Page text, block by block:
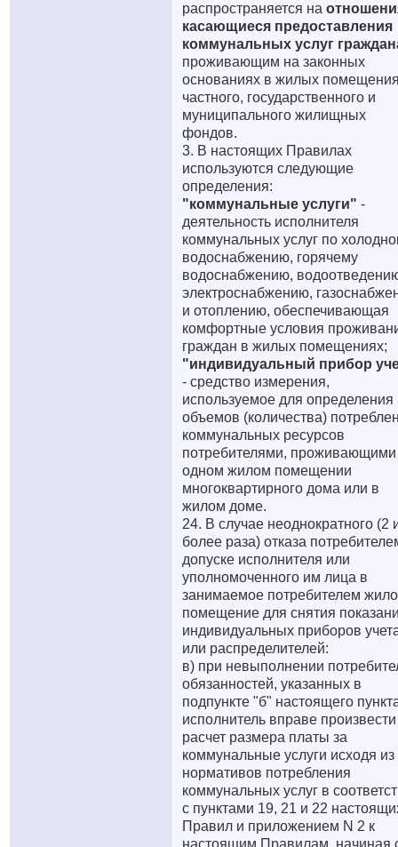
распространяется на
касающиеся предоставления
коммунальных услуг
проживающим на законных
основаниях в жилых
частного, государственного и
муниципального жилищных
фондов.
3. В настоящих Правилах
используются следующие
определения:
"коммунальные услуги" -
деятельность исполнителя
коммунальных услуг по
водоснабжению, горячему
водоснабжению,
электроснабжению,
и отоплению, обеспечивающая
комфортные условия
граждан в жилых помещениях;
"индивидуальный прибор
- средство измерения,
используемое для определения
объемов (количества)
коммунальных ресурсов
потребителями, проживающими
одном жилом помещении
многоквартирного дома или в
жилом доме.
24. В случае неоднократного (2
более раза) отказа
допуске исполнителя или
уполномоченного им лица в
занимаемое потребителем
помещение для снятия
индивидуальных приборов
или распределителей:
в) при невыполнении
обязанностей, указанных в
подпункте "б" настоящего
исполнитель вправе произвести
расчет размера платы за
коммунальные услуги исходя из
нормативов потребления
коммунальных услуг в
с пунктами 19, 21 и 22
Правил и приложением N 2 к
настоящим Правилам, начиная